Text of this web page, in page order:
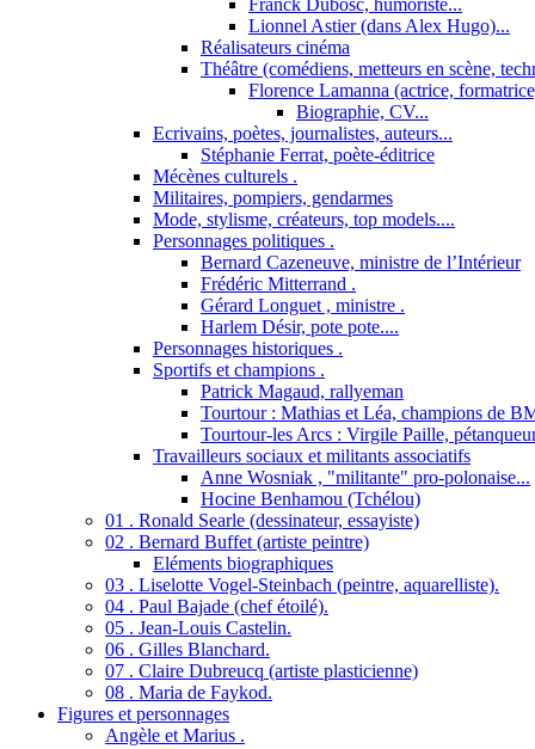
Franck Dubosc, humoriste...
Lionnel Astier (dans Alex Hugo)...
Réalisateurs cinéma
Théâtre (comédiens, metteurs en scène,
Florence Lamanna (actrice,
Biographie, CV...
Ecrivains, poètes, journalistes, auteurs...
Stéphanie Ferrat, poète-éditrice
Mécènes culturels .
Militaires, pompiers, gendarmes
Mode, stylisme, créateurs, top models....
Personnages politiques .
Bernard Cazeneuve, ministre de l’Intérieur
Frédéric Mitterrand .
Gérard Longuet , ministre .
Harlem Désir, pote pote....
Personnages historiques .
Sportifs et champions .
Patrick Magaud, rallyeman
Tourtour : Mathias et Léa, champions de
Tourtour-les Arcs : Virgile Paille,
Travailleurs sociaux et militants associatifs
Anne Wosniak , "militante" pro-polonaise...
Hocine Benhamou (Tchélou)
01 . Ronald Searle (dessinateur, essayiste)
02 . Bernard Buffet (artiste peintre)
Eléments biographiques
03 . Liselotte Vogel-Steinbach (peintre, aquarelliste).
04 . Paul Bajade (chef étoilé).
05 . Jean-Louis Castelin.
06 . Gilles Blanchard.
07 . Claire Dubreucq (artiste plasticienne)
08 . Maria de Faykod.
Figures et personnages
Angèle et Marius .